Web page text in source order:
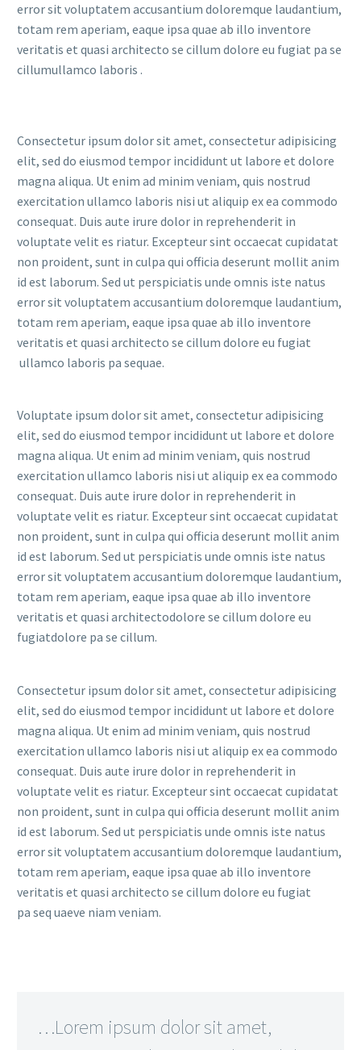
error sit voluptatem accusantium doloremque laudantium,
totam rem aperiam, eaque ipsa quae ab illo inventore
veritatis et quasi architecto se cillum dolore eu fugiat pa se
cillumullamco laboris .
Consectetur ipsum dolor sit amet, consectetur adipisicing
elit, sed do eiusmod tempor incididunt ut labore et dolore
magna aliqua. Ut enim ad minim veniam, quis nostrud
exercitation ullamco laboris nisi ut aliquip ex ea commodo
consequat. Duis aute irure dolor in reprehenderit in
voluptate velit es riatur. Excepteur sint occaecat cupidatat
non proident, sunt in culpa qui officia deserunt mollit anim
id est laborum. Sed ut perspiciatis unde omnis iste natus
error sit voluptatem accusantium doloremque laudantium,
totam rem aperiam, eaque ipsa quae ab illo inventore
veritatis et quasi architecto se cillum dolore eu fugiat
ullamco laboris pa sequae.
Voluptate ipsum dolor sit amet, consectetur adipisicing
elit, sed do eiusmod tempor incididunt ut labore et dolore
magna aliqua. Ut enim ad minim veniam, quis nostrud
exercitation ullamco laboris nisi ut aliquip ex ea commodo
consequat. Duis aute irure dolor in reprehenderit in
voluptate velit es riatur. Excepteur sint occaecat cupidatat
non proident, sunt in culpa qui officia deserunt mollit anim
id est laborum. Sed ut perspiciatis unde omnis iste natus
error sit voluptatem accusantium doloremque laudantium,
totam rem aperiam, eaque ipsa quae ab illo inventore
veritatis et quasi architectodolore se cillum dolore eu
fugiatdolore pa se cillum.
Consectetur ipsum dolor sit amet, consectetur adipisicing
elit, sed do eiusmod tempor incididunt ut labore et dolore
magna aliqua. Ut enim ad minim veniam, quis nostrud
exercitation ullamco laboris nisi ut aliquip ex ea commodo
consequat. Duis aute irure dolor in reprehenderit in
voluptate velit es riatur. Excepteur sint occaecat cupidatat
non proident, sunt in culpa qui officia deserunt mollit anim
id est laborum. Sed ut perspiciatis unde omnis iste natus
error sit voluptatem accusantium doloremque laudantium,
totam rem aperiam, eaque ipsa quae ab illo inventore
veritatis et quasi architecto se cillum dolore eu fugiat
pa seq uaeve niam veniam.
…Lorem ipsum dolor sit amet,